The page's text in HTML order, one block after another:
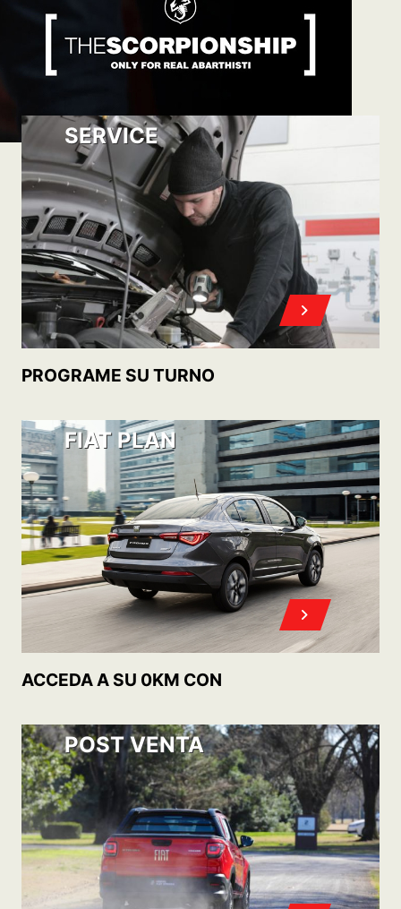
FIAT PLAN
ACCEDA A SU 0KM CON
POST VENTA
OFERTAS DE ACCESORIOS Y SERVICIOS
POST VENTA
CONOCÉ
NUESTROS PLANES